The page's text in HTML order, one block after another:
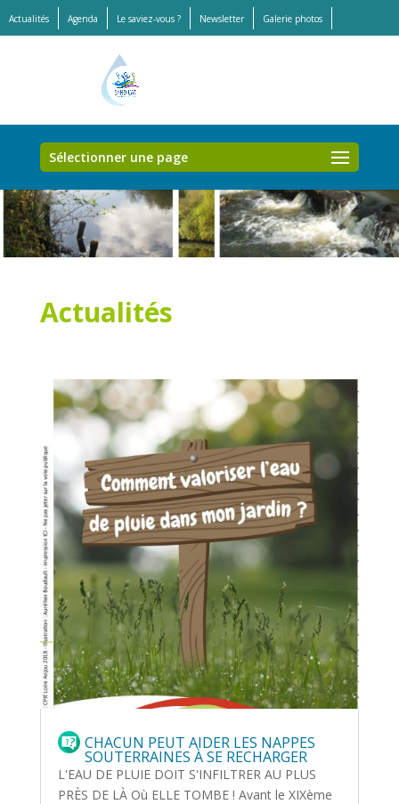
Actualités Agenda Le saviez-vous ? Newsletter Galerie photos
Sélectionner une page
Actualités
CHACUN PEUT AIDER LES NAPPES
SOUTERRAINES À SE RECHARGER
L'EAU DE PLUIE DOIT S'INFILTRER AU PLUS
PRÈS DE LÀ Où ELLE TOMBE ! Avant le XIXème